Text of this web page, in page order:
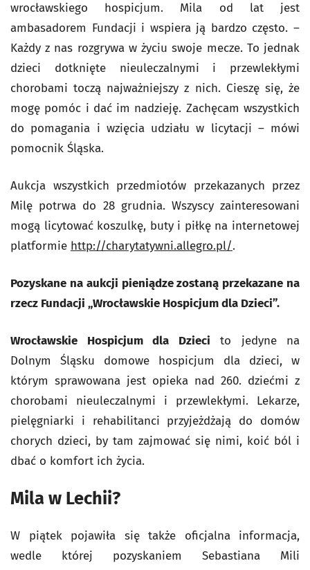
wrocławskiego hospicjum. Mila od lat jest
ambasadorem Fundacji i wspiera ją bardzo często. –
Każdy z nas rozgrywa w życiu swoje mecze. To jednak
dzieci dotknięte nieuleczalnymi i przewlekłymi
chorobami toczą najważniejszy z nich. Cieszę się, że
mogę pomóc i dać im nadzieję. Zachęcam wszystkich
do pomagania i wzięcia udziału w licytacji – mówi
pomocnik Śląska.
Aukcja wszystkich przedmiotów przekazanych przez
Milę potrwa do 28 grudnia. Wszyscy zainteresowani
mogą licytować koszulkę, buty i piłkę na internetowej
platformie http://charytatywni.allegro.pl/.
Pozyskane na aukcji pieniądze zostaną przekazane na
rzecz Fundacji „Wrocławskie Hospicjum dla Dzieci”.
Wrocławskie Hospicjum dla Dzieci to jedyne na
Dolnym Śląsku domowe hospicjum dla dzieci, w
którym sprawowana jest opieka nad 260. dziećmi z
chorobami nieuleczalnymi i przewlekłymi. Lekarze,
pielęgniarki i rehabilitanci przyjeżdżają do domów
chorych dzieci, by tam zajmować się nimi, koić ból i
dbać o komfort ich życia.
Mila w Lechii?
W piątek pojawiła się także oficjalna informacja,
wedle której pozyskaniem Sebastiana Mili